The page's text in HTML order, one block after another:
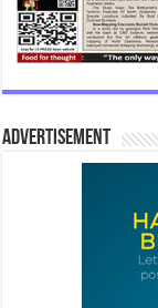
Advertisement